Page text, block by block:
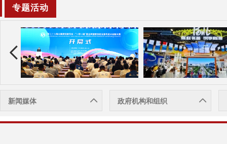
专题活动
新闻媒体 政府机构和组织